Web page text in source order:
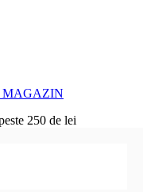
MAGAZIN
250 de lei